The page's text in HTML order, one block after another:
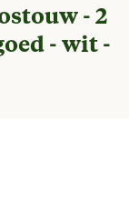
- 2
- wit -